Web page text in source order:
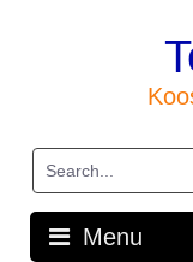
Menu